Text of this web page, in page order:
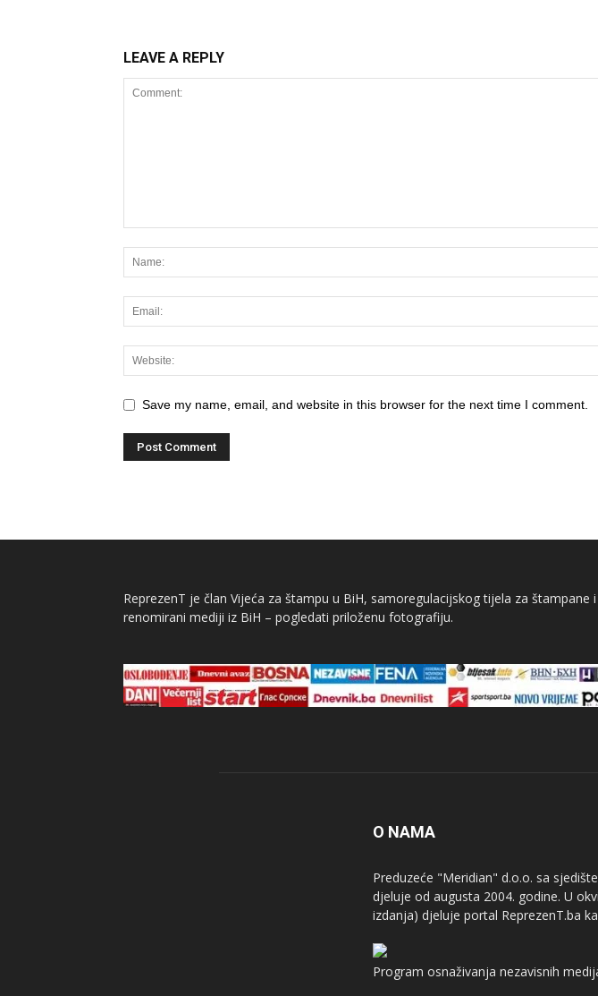
LEAVE A REPLY
Save my name, email, and website in this browser for the next time I comment.
ReprezenT je član Vijeća za štampu u BiH, samoregulacijskog tijela za štampane
renomirani mediji iz BiH – pogledati priloženu fotografiju.
O NAMA
Preduzeće "Meridian" d.o.o. sa
djeluje od augusta 2004. godine. U
izdanja) djeluje portal ReprezenT.ba
Program osnaživanja nezavisnih